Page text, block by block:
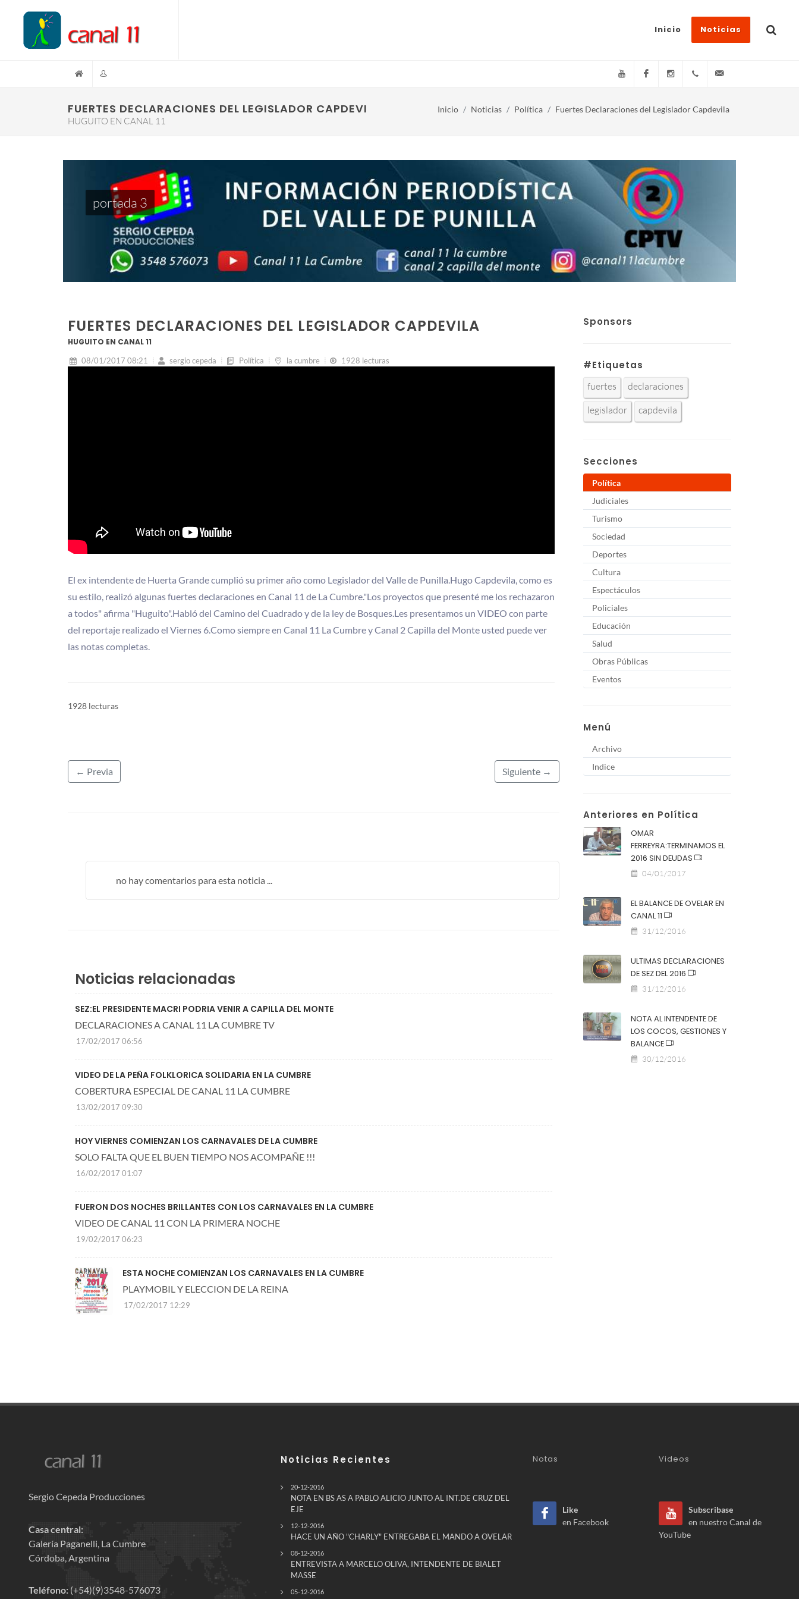
Inicio Noticias
YouTube FacebookInstagram(+54)(9)3548-576073
FUERTES DECLARACIONES DEL LEGISLADOR CAPDEVILA
HUGUITO EN CANAL 11
Inicio Noticias Política Fuertes Declaraciones del Legislador Capdevila
portada 3
FUERTES DECLARACIONES DEL LEGISLADOR CAPDEVILA
HUGUITO EN CANAL 11
08/01/2017 08:21 sergio cepeda Política la cumbre 1928 lecturas
El ex intendente de Huerta Grande cumplió su primer año como Legislador del Valle de Punilla.Hugo Capdevila, como es
su estilo, realizó algunas fuertes declaraciones en Canal 11 de La Cumbre."Los proyectos que presenté me los rechazaron
a todos" afirma "Huguito".Habló del Camino del Cuadrado y de la ley de Bosques.Les presentamos un VIDEO con parte
del reportaje realizado el Viernes 6.Como siempre en Canal 11 La Cumbre y Canal 2 Capilla del Monte usted puede ver
las notas completas.
1928 lecturas
← Previa Siguiente →
no hay comentarios para esta noticia ...
Noticias relacionadas
SEZ:EL PRESIDENTE MACRI PODRIA VENIR A CAPILLA DEL MONTE
DECLARACIONES A CANAL 11 LA CUMBRE TV
17/02/2017 06:56
VIDEO DE LA PEÑA FOLKLORICA SOLIDARIA EN LA CUMBRE
COBERTURA ESPECIAL DE CANAL 11 LA CUMBRE
13/02/2017 09:30
HOY VIERNES COMIENZAN LOS CARNAVALES DE LA CUMBRE
SOLO FALTA QUE EL BUEN TIEMPO NOS ACOMPAÑE !!!
16/02/2017 01:07
FUERON DOS NOCHES BRILLANTES CON LOS CARNAVALES EN LA CUMBRE
VIDEO DE CANAL 11 CON LA PRIMERA NOCHE
19/02/2017 06:23
ESTA NOCHE COMIENZAN LOS CARNAVALES EN LA CUMBRE
PLAYMOBIL Y ELECCION DE LA REINA
17/02/2017 12:29
Sponsors
#Etiquetas
fuertes
declaraciones
legislador
capdevila
Secciones
Política
Judiciales
Turismo
Sociedad
Deportes
Cultura
Espectáculos
Policiales
Educación
Salud
Obras Públicas
Eventos
Menú
Archivo
Indice
Anteriores en Política
OMAR
FERREYRA:TERMINAMOS EL
2016 SIN DEUDAS
04/01/2017
EL BALANCE DE OVELAR EN
CANAL 11
31/12/2016
ULTIMAS DECLARACIONES
DE SEZ DEL 2016
31/12/2016
NOTA AL INTENDENTE DE
LOS COCOS, GESTIONES Y
BALANCE
30/12/2016
Sergio Cepeda Producciones
Casa central:
Galería Paganelli, La Cumbre
Córdoba, Argentina
Teléfono: (+54)(9)3548-576073
Noticias Recientes
20-12-2016
NOTA EN BS AS A PABLO ALICIO JUNTO AL INT.DE CRUZ DEL
EJE
12-12-2016
HACE UN AÑO "CHARLY" ENTREGABA EL MANDO A OVELAR
08-12-2016
ENTREVISTA A MARCELO OLIVA, INTENDENTE DE BIALET
MASSE
05-12-2016
Notas Videos
Like
en Facebook
Subscribase
en nuestro Canal de
YouTube